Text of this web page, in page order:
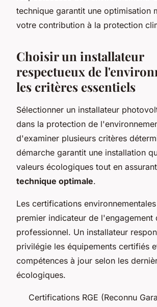
technique garantit une optimisation
votre contribution à la protection
Choisir un installateur
respectueux de
les critères essentiels
Sélectionner un installateur
dans la protection de
d'examiner plusieurs critères
démarche garantit une installation
valeurs écologiques tout en
technique optimale.
Les certifications
premier indicateur de l'engagement
professionnel. Un installateur
privilégie les équipements certifiés
compétences à jour selon les
écologiques.
Certifications RGE (Reconnu